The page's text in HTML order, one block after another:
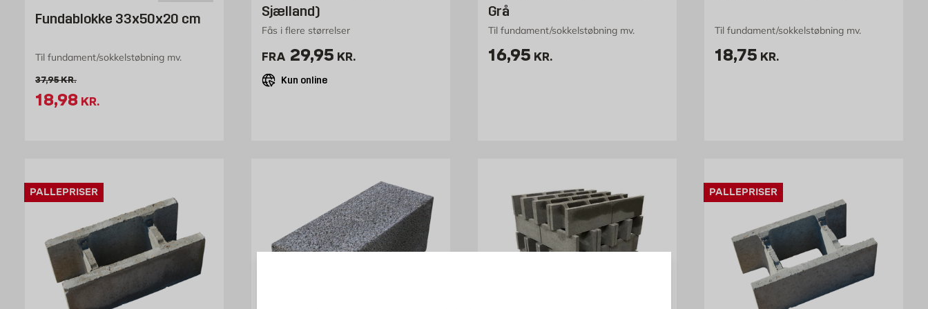
Fundablokke 33x50x20 cm
Til fundament/sokkelstøbning mv.
Gammel pris 37.95 kr. /stk
37,95KR.
Tilbudspris 18.98 kr. /stk
18,98 KR.
Sjælland)
Fås i flere størrelser
FRA Pris 29.95 kr. /stk
29,95 KR.
Kun online
Grå
Til fundament/sokkelstøbning mv.
Pris 16.95 kr. /stk
16,95 KR.
Til fundament/sokkelstøbning mv.
Pris 18.75 kr. /stk
18,75 KR.
PALLEPRISER PALLEPRISER